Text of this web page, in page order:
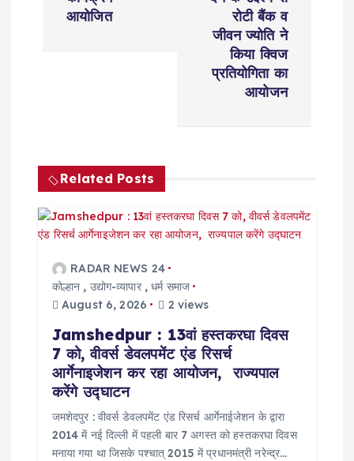
g
a
आयोजित
रोटी बैंक व
जीवन ज्योति ने
किया क्विज
प्रतियोगिता का
आयोजन
Related Posts
RADAR NEWS 24
कोल्हान , उद्योग-व्यापार,धर्म समाज
August 6, 2026
2 views
Jamshedpur : 13वां हस्तकरघा दिवस
7 को, वीवर्स डेवलपमेंट एंड रिसर्च
आर्गेनाइजेशन कर रहा आयोजन, राज्यपाल
करेंगे उद्घाटन
जमशेदपुर : वीवर्स डेवलपमेंट एंड रिसर्च आर्गेनाईजेशन के द्वारा
2014 में नई दिल्ली में पहली बार 7 अगस्त को हस्तकरघा दिवस
मनाया गया था जिसके पश्चात् 2015 में प्रधानमंत्री नरेन्द्र…